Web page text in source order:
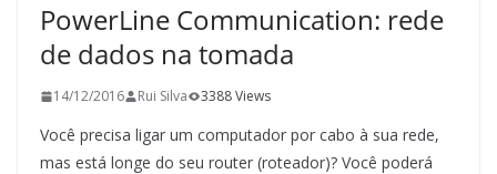
PowerLine Communication: rede
de dados na tomada
14/12/2016 Rui Silva 3388 Views
Você precisa ligar um computador por cabo à sua rede,
mas está longe do seu router (roteador)? Você poderá